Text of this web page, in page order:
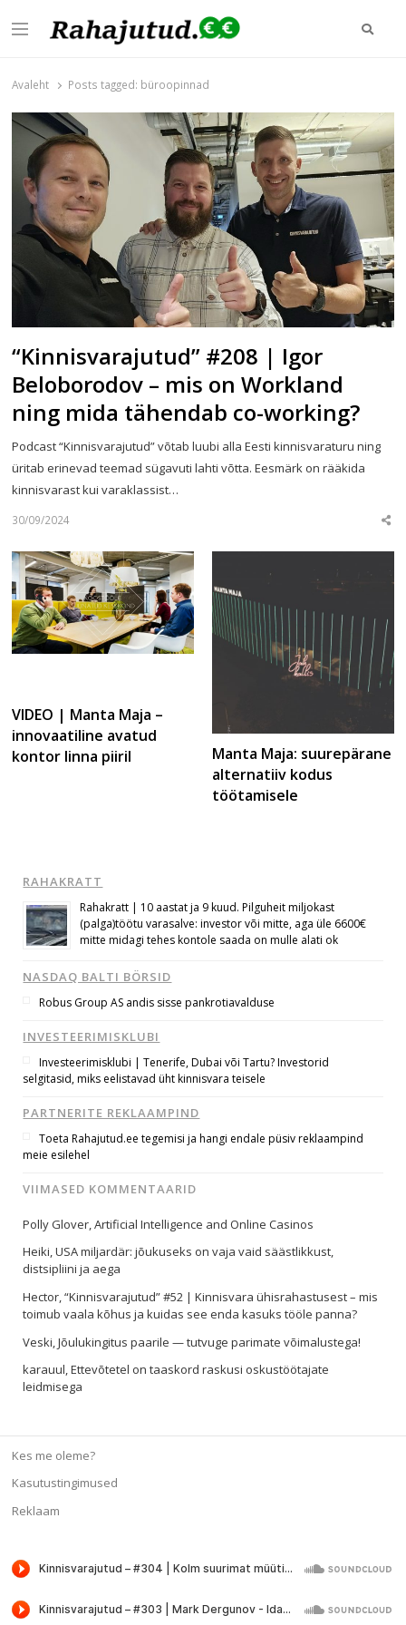
Menu Otsi
Avaleht Posts tagged: büroopinnad
“Kinnisvarajutud” #208 | Igor
Beloborodov – mis on Workland
ning mida tähendab co-working?
Podcast “Kinnisvarajutud” võtab luubi alla Eesti kinnisvaraturu ning
üritab erinevad teemad sügavuti lahti võtta. Eesmärk on rääkida
kinnisvarast kui varaklassist…
30/09/2024
VIDEO | Manta Maja –
innovaatiline avatud
kontor linna piiril
Manta Maja: suurepärane
alternatiiv kodus
töötamisele
RAHAKRATT
Rahakratt | 10 aastat ja 9 kuud. Pilguheit miljokast
(palga)töötu varasalve: investor või mitte, aga üle 6600€
mitte midagi tehes kontole saada on mulle alati ok
NASDAQ BALTI BÖRSID
Robus Group AS andis sisse pankrotiavalduse
INVESTEERIMISKLUBI
Investeerimisklubi | Tenerife, Dubai või Tartu? Investorid
selgitasid, miks eelistavad üht kinnisvara teisele
PARTNERITE REKLAAMPIND
Toeta Rahajutud.ee tegemisi ja hangi endale püsiv reklaampind
meie esilehel
VIIMASED KOMMENTAARID
Polly Glover ,Artificial Intelligence and Online Casinos
Heiki,USA miljardär: jõukuseks on vaja vaid säästlikkust,
distsipliini ja aega
Hector,“Kinnisvarajutud” #52 | Kinnisvara ühisrahastusest – mis
toimub vaala kõhus ja kuidas see enda kasuks tööle panna?
Veski ,Jõulukingitus paarile — tutvuge parimate võimalustega!
karauul,Ettevõtetel on taaskord raskusi oskustöötajate
leidmisega
Kes me oleme?
Kasutustingimused
Reklaam